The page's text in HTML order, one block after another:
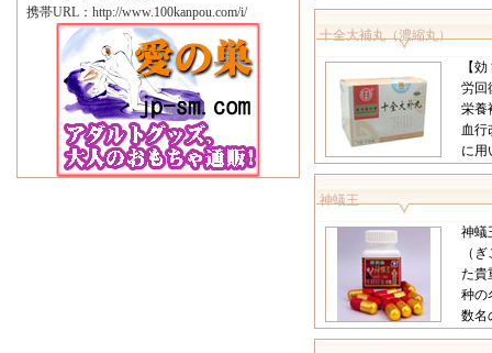
携帯URL：http://www.100kanpou.com/i/
十全大補丸（濃縮丸）
【
労回
栄養
血行
に用
神蟻王
神蟻
（
た貴
种の
数名